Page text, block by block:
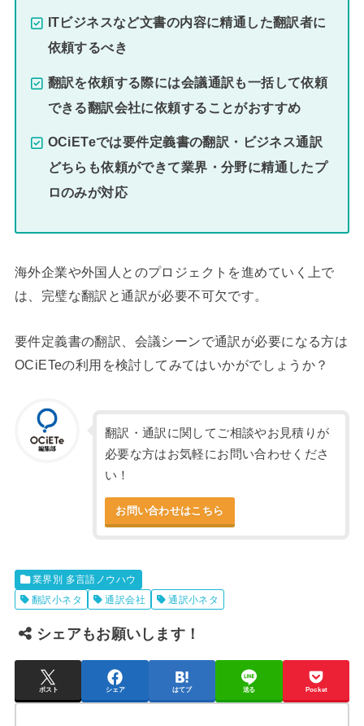
ITビジネスなど文書の内容に精通した翻訳者に
依頼するべき
翻訳を依頼する際には会議通訳も一括して依頼
できる翻訳会社に依頼することがおすすめ
OCiETeでは要件定義書の翻訳・ビジネス通訳
どちらも依頼ができて業界・分野に精通したプ
ロのみが対応
海外企業や外国人とのプロジェクトを進めていく上で
は、完璧な翻訳と通訳が必要不可欠です。
要件定義書の翻訳、会議シーンで通訳が必要になる方は
OCiETeの利用を検討してみてはいかがでしょうか？
翻訳・通訳に関してご相談やお見積りが
必要な方はお気軽にお問い合わせくださ
い！
お問い合わせはこちら
業界別 多言語ノウハウ
翻訳小ネタ
通訳会社 通訳小ネタ
シェアもお願いします！
ポスト シェア はてブ 送る Pocket